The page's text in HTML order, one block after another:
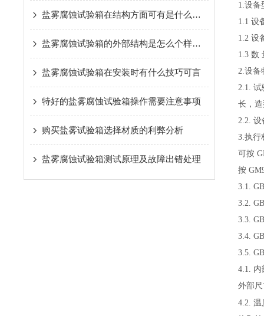
盐雾腐蚀试验箱在结构方面可有是什么特点呢？
盐雾腐蚀试验箱的外部结构是怎么个样子的呢？
盐雾腐蚀试验箱在安装时有什么技巧可言
特好的盐雾腐蚀试验箱操作需要注意事项
购买盐雾试验箱选择材质的利弊分析
盐雾腐蚀试验箱测试原理及故障出错处理
1.设备
1.1 设
1.2 设
1.3 数
2.设备
2.1.
长，
2.2.
3.执行
可按
按
3.1.
3.2.
3.3.
3.4.
3.5.
4.1. 内
外部
4.2.